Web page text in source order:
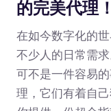
的完美代理！
在如今数字化的
不少人的日常需
可不是一件容易
理，它们有着自